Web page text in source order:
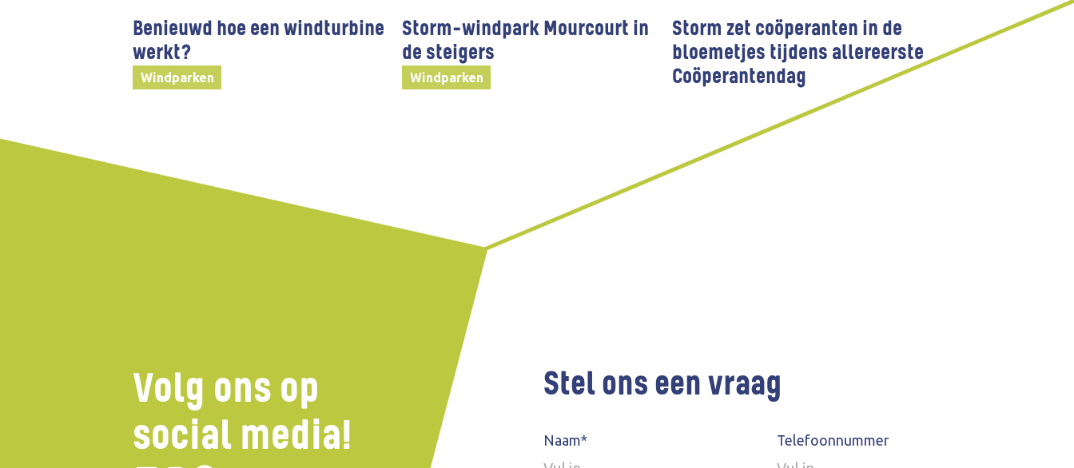
Benieuwd hoe een windturbine
werkt?
Windparken
Storm-windpark Mourcourt in
de steigers
Windparken
Storm zet coöperanten in de
bloemetjes tijdens allereerste
Coöperantendag
Windparken
Volg ons op
social media!
Stel ons een vraag
Naam* Telefoonnummer